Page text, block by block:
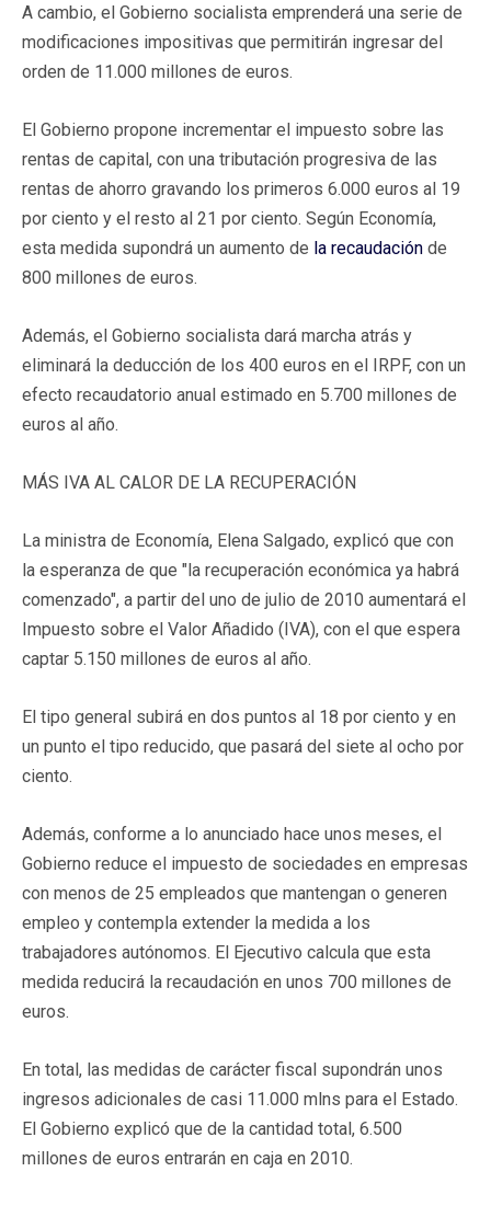
A cambio, el Gobierno socialista emprenderá una serie de
modificaciones impositivas que permitirán ingresar del
orden de 11.000 millones de euros.
El Gobierno propone incrementar el impuesto sobre las
rentas de capital, con una tributación progresiva de las
rentas de ahorro gravando los primeros 6.000 euros al 19
por ciento y el resto al 21 por ciento. Según Economía,
esta medida supondrá un aumento de la recaudación de
800 millones de euros.
Además, el Gobierno socialista dará marcha atrás y
eliminará la deducción de los 400 euros en el IRPF, con un
efecto recaudatorio anual estimado en 5.700 millones de
euros al año.
MÁS IVA AL CALOR DE LA RECUPERACIÓN
La ministra de Economía, Elena Salgado, explicó que con
la esperanza de que "la recuperación económica ya habrá
comenzado", a partir del uno de julio de 2010 aumentará el
Impuesto sobre el Valor Añadido (IVA), con el que espera
captar 5.150 millones de euros al año.
El tipo general subirá en dos puntos al 18 por ciento y en
un punto el tipo reducido, que pasará del siete al ocho por
ciento.
Además, conforme a lo anunciado hace unos meses, el
Gobierno reduce el impuesto de sociedades en empresas
con menos de 25 empleados que mantengan o generen
empleo y contempla extender la medida a los
trabajadores autónomos. El Ejecutivo calcula que esta
medida reducirá la recaudación en unos 700 millones de
euros.
En total, las medidas de carácter fiscal supondrán unos
ingresos adicionales de casi 11.000 mlns para el Estado.
El Gobierno explicó que de la cantidad total, 6.500
millones de euros entrarán en caja en 2010.